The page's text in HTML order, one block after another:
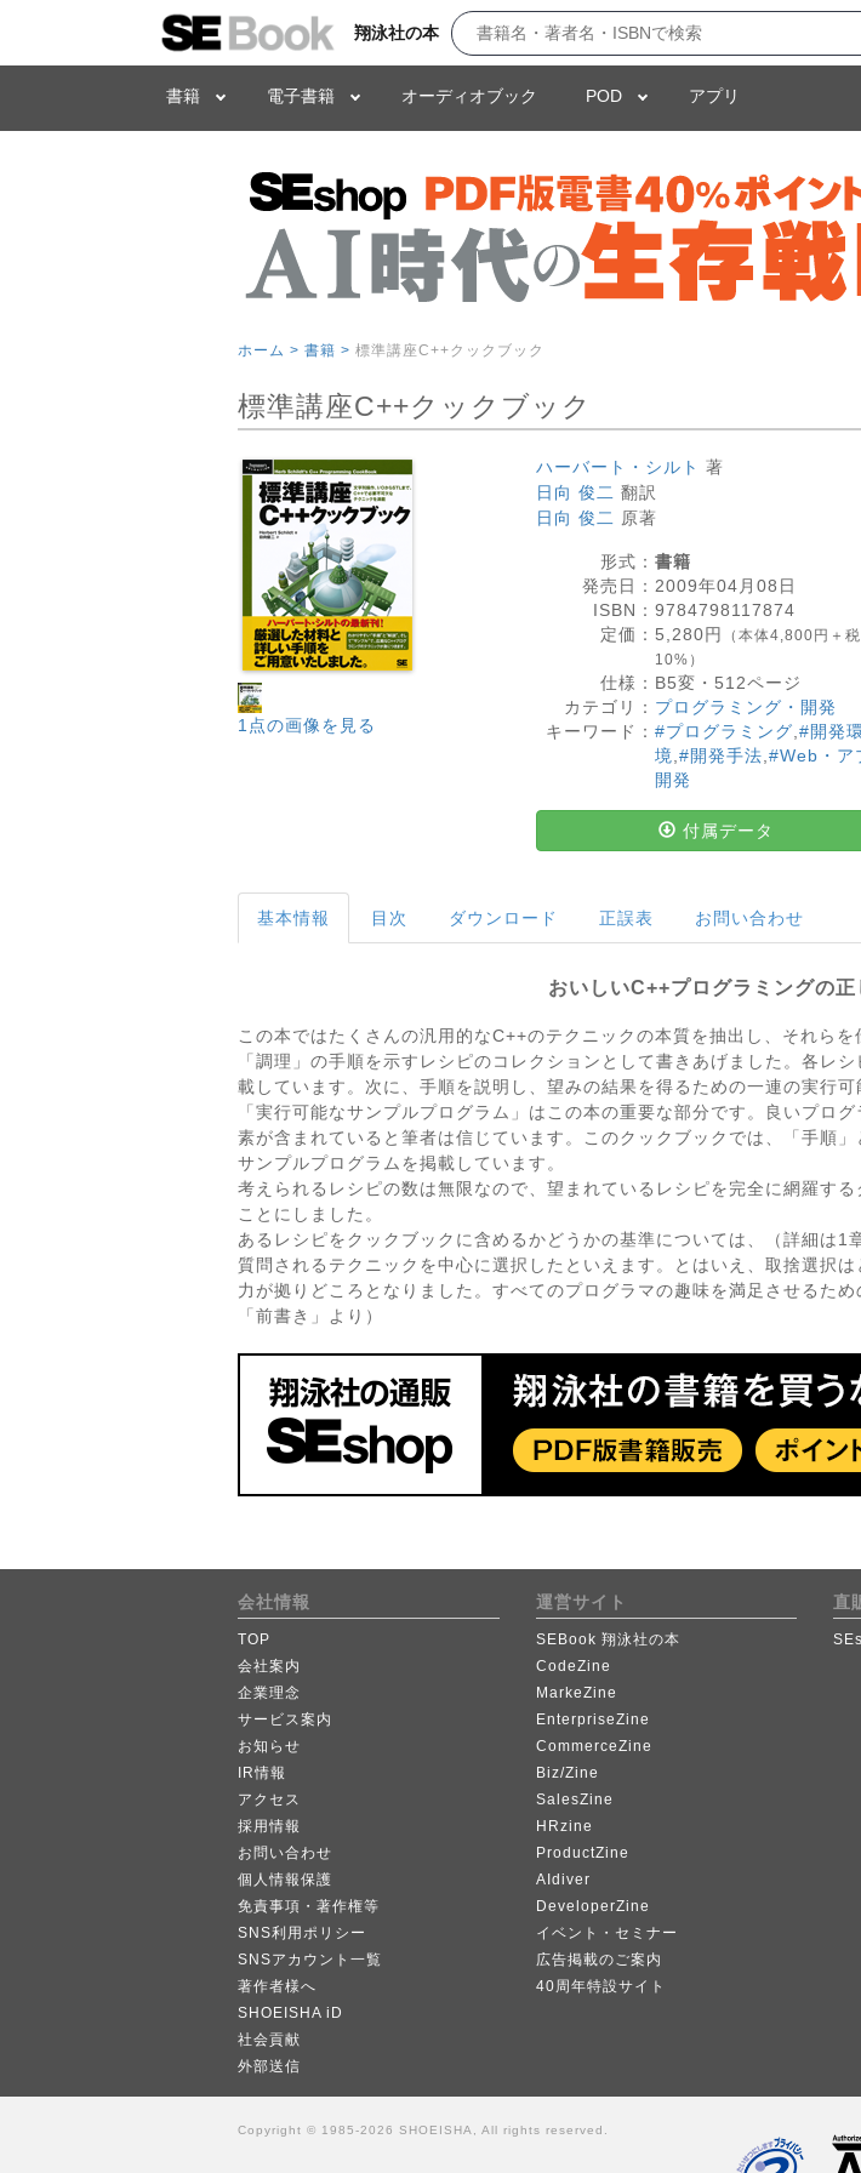
翔泳社の本
書籍 電子書籍 オーディオブック POD アプリ
ホーム > 書籍 > 標準講座C++クックブック
標準講座C++クックブック
1点の画像を見る
ハーバート・シルト 著
日向 俊二 翻訳
日向 俊二
原著
形式： 書籍
発売日： 2009年04月08日
ISBN： 9784798117874
定価： 5,280円
（本体4,800円＋税
10%）
仕様： B5変・ 512ページ
カテゴリ： プログラミング・開発
キーワード： #プログラミング #開発環
境 #開発手法 #Web・ア
開発
付属データ
基本情報 目次 ダウンロード 正誤表 お問い合わせ
おいしいC++プログラミングの正
この本ではたくさんの汎用的なC++のテクニックの本質を抽出し、それら
「調理」の手順を示すレシピのコレクションとして書きあげました。各レ
載しています。次に、手順を説明し、望みの結果を得るための一連の実行
「実行可能なサンプルプログラム」はこの本の重要な部分です。良いプロ
素が含まれていると筆者は信じています。このクックブックでは、「手順
サンプルプログラムを掲載しています。
考えられるレシピの数は無限なので、望まれているレシピを完全に網羅す
ことにしました。
あるレシピをクックブックに含めるかどうかの基準については、（詳細は1
質問されるテクニックを中心に選択したといえます。とはいえ、取捨選択
力が拠りどころとなりました。すべてのプログラマの趣味を満足させるた
「前書き」より）
会社情報
TOP
会社案内
企業理念
サービス案内
お知らせ
IR情報
アクセス
採用情報
お問い合わせ
個人情報保護
免責事項・著作権等
SNS利用ポリシー
SNSアカウント一覧
著作者様へ
SHOEISHA iD
社会貢献
外部送信
運営サイト
SEBook 翔泳社の本
CodeZine
MarkeZine
EnterpriseZine
CommerceZine
Biz/Zine
SalesZine
HRzine
ProductZine
AIdiver
DeveloperZine
イベント・セミナー
広告掲載のご案内
40周年特設サイト
直
Copyright © 1985-2026 SHOEISHA, All rights reserved.